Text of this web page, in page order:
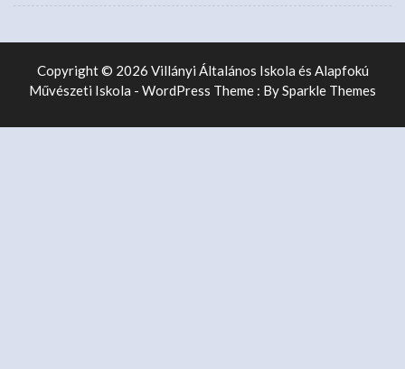
Copyright © 2026 Villányi Általános Iskola és Alapfokú
Művészeti Iskola - WordPress Theme : BySparkle Themes